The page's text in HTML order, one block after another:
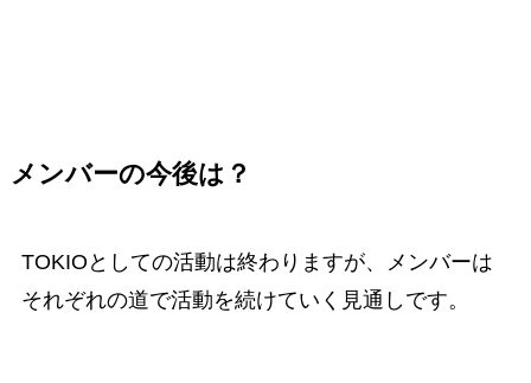
メンバーの今後は？
TOKIOとしての活動は終わりますが、メンバーは
それぞれの道で活動を続けていく見通しです。